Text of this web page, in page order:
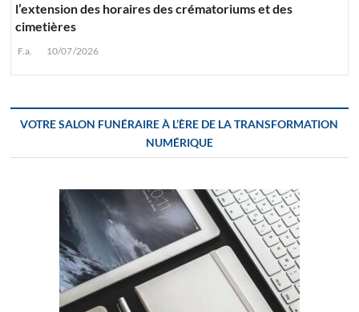
l’extension des horaires des crématoriums et des
cimetières
F.a. 10/07/2026
VOTRE SALON FUNÉRAIRE À L’ÈRE DE LA TRANSFORMATION
NUMÉRIQUE